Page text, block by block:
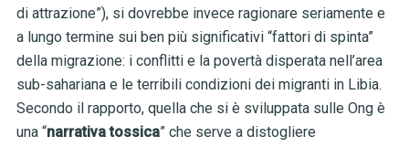
di attrazione”), si dovrebbe invece ragionare seriamente e
a lungo termine sui ben più significativi “fattori di spinta”
della migrazione: i conflitti e la povertà disperata nell’area
sub-sahariana e le terribili condizioni dei migranti in Libia.
Secondo il rapporto, quella che si è sviluppata sulle Ong è
una “narrativa tossica” che serve a distogliere